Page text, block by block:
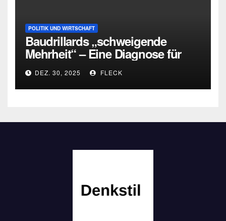
POLITIK UND WIRTSCHAFT
Baudrillards „schweigende
Mehrheit“ – Eine Diagnose für
heute
DEZ. 30, 2025 FLECK